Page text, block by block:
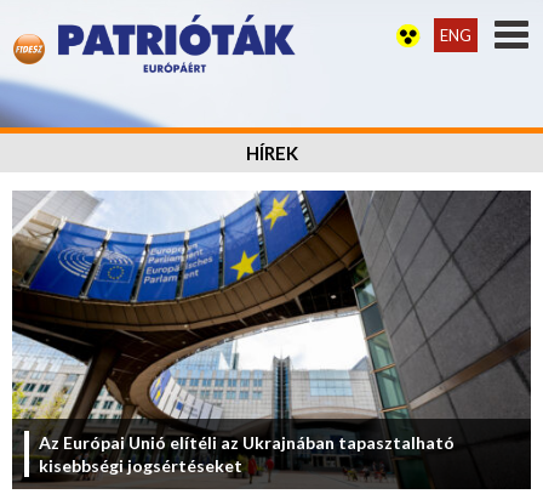
ENG
HÍREK
Az Európai Unió elítéli az Ukrajnában tapasztalható
kisebbségi jogsértéseket